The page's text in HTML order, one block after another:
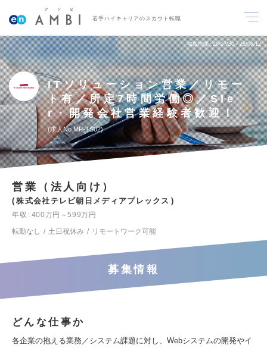
若手ハイキャリアのスカウト転職
掲載期間 26/07/30～26/08/12
ITソリューション営業／リモー
ト有／所定7時間労働◎／SIe
r・開発会社営業経験者歓迎！
求人No.MP-TS02
営業（法人向け）
株式会社テレビ朝日メディアプレックス
年収
400万円～599万円
転勤なし
土日祝休み リモートワーク可能
募集情報
どんな仕事か
各企業の抱える業務／システム課題に対し、Webシステムの開発やイ